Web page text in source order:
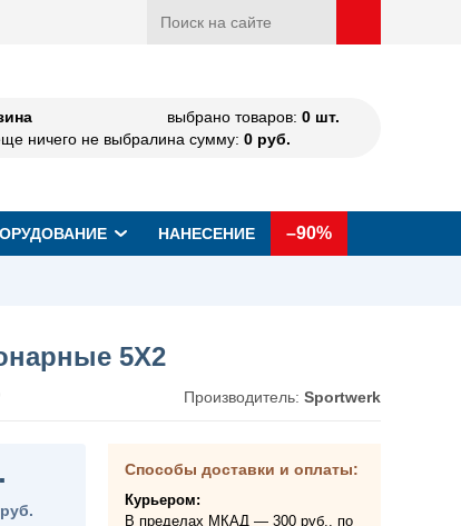
ничего не выбрали
выбрано товаров: 0 шт.
на сумму: 0 руб.
НАНЕСЕНИЕ –90%
5Х2
Производитель: Sportwerk
Способы доставки и оплаты:
Курьером:
В пределах МКАД — 300 руб., по